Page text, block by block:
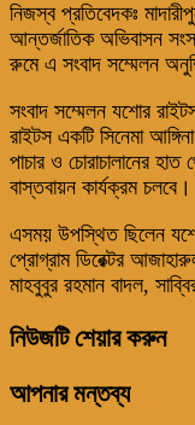
নিজস্ব প্রতিবেদকঃ
আন্তর্জাতিক অভিবাসন
রুমে এ সংবাদ সম্মেলন
সংবাদ সম্মেলন যশোর
রাইটস একটি সিনেমা
পাচার ও চোরাচালানের
বাস্তবায়ন কার্যক্রম চলবে।
এসময় উপস্থিত ছিলেন
প্রোগ্রাম ডিরেক্টর
মাহবুবুর রহমান বাদল,
নিউজটি শেয়ার করুন
আপনার মন্তব্য